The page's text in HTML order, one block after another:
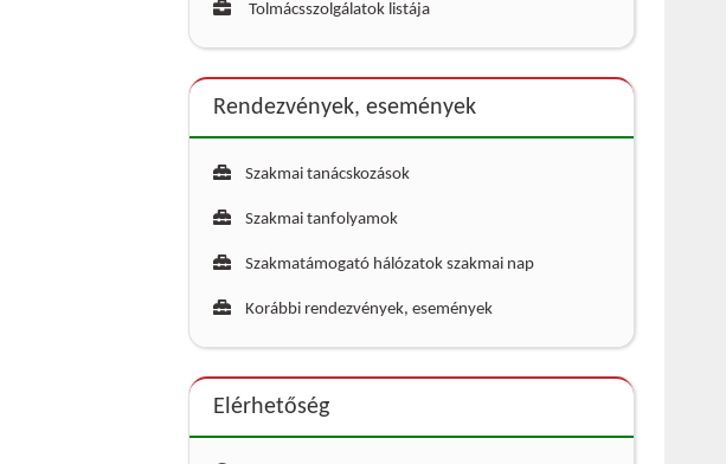
Tolmácsszolgálatok listája
Rendezvények, események
Szakmai tanácskozások
Szakmai tanfolyamok
Szakmatámogató hálózatok szakmai nap
Korábbi rendezvények, események
Elérhetőség